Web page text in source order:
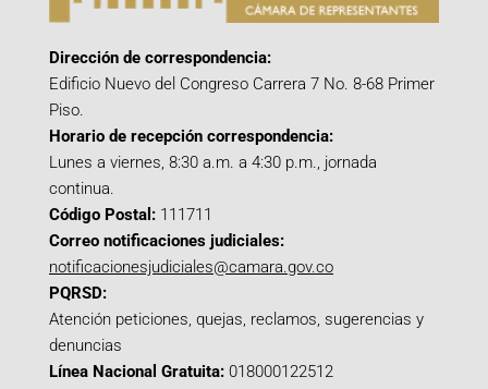
Dirección de correspondencia:
Edificio Nuevo del Congreso Carrera 7 No. 8-68 Primer
Piso.
Horario de recepción correspondencia:
Lunes a viernes, 8:30 a.m. a 4:30 p.m., jornada
continua.
Código Postal: 111711
Correo notificaciones judiciales:
notificacionesjudiciales@camara.gov.co
PQRSD:
Atención peticiones, quejas, reclamos, sugerencias y
denuncias
Línea Nacional Gratuita: 018000122512